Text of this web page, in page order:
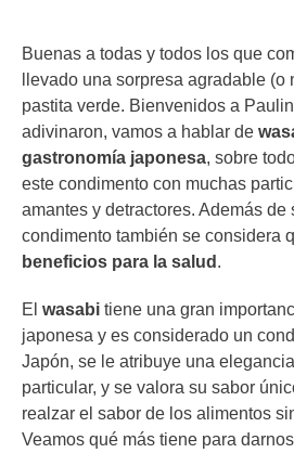
Buenas a todas y todos los que
llevado una sorpresa agradable (o
pastita verde. Bienvenidos a
adivinaron, vamos a hablar de
gastronomía japonesa, sobre
este condimento con muchas
amantes y detractores. Además de
condimento también se considera
beneficios para la salud .
El wasabi tiene una gran
japonesa y es considerado un
Japón, se le atribuye una
particular, y se valora su sabor
realzar el sabor de los alimentos
Veamos qué más tiene para